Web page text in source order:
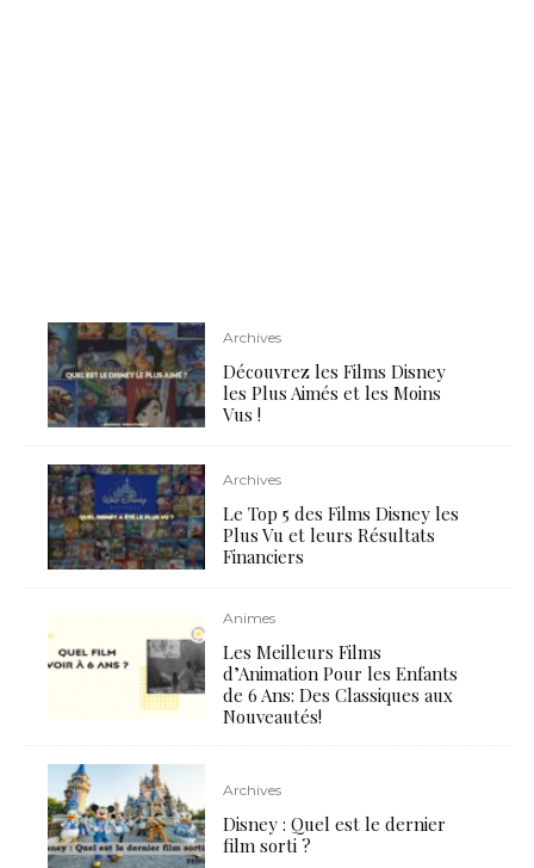
Archives
Découvrez les Films Disney
les Plus Aimés et les Moins
Vus !
Archives
Le Top 5 des Films Disney les
Plus Vu et leurs Résultats
Financiers
Animes
Les Meilleurs Films
d’Animation Pour les Enfants
de 6 Ans: Des Classiques aux
Nouveautés!
Archives
Disney : Quel est le dernier
film sorti ?